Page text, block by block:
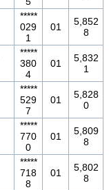
*****
029
1
01
5,852
8
*****
380
4
01
5,832
1
*****
529
7
01
5,828
0
*****
770
0
01
5,809
8
*****
718
8
01
5,802
8